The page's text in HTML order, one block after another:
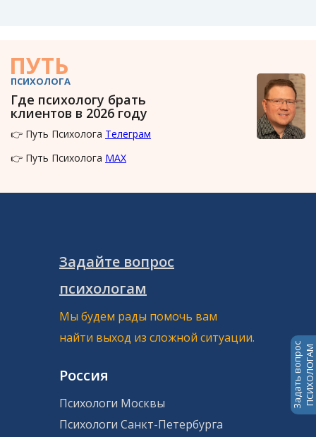
ПУТЬ
ПСИХОЛОГА
Где психологу брать
клиентов в 2026 году
👉 Путь Психолога Телеграм
👉 Путь Психолога MAX
Задать вопросПСИХОЛОГАМ
Задайте вопрос
психологам
Мы будем рады помочь вам
найти выход из сложной ситуации.
Россия
Психологи Москвы
Психологи Санкт-Петербурга